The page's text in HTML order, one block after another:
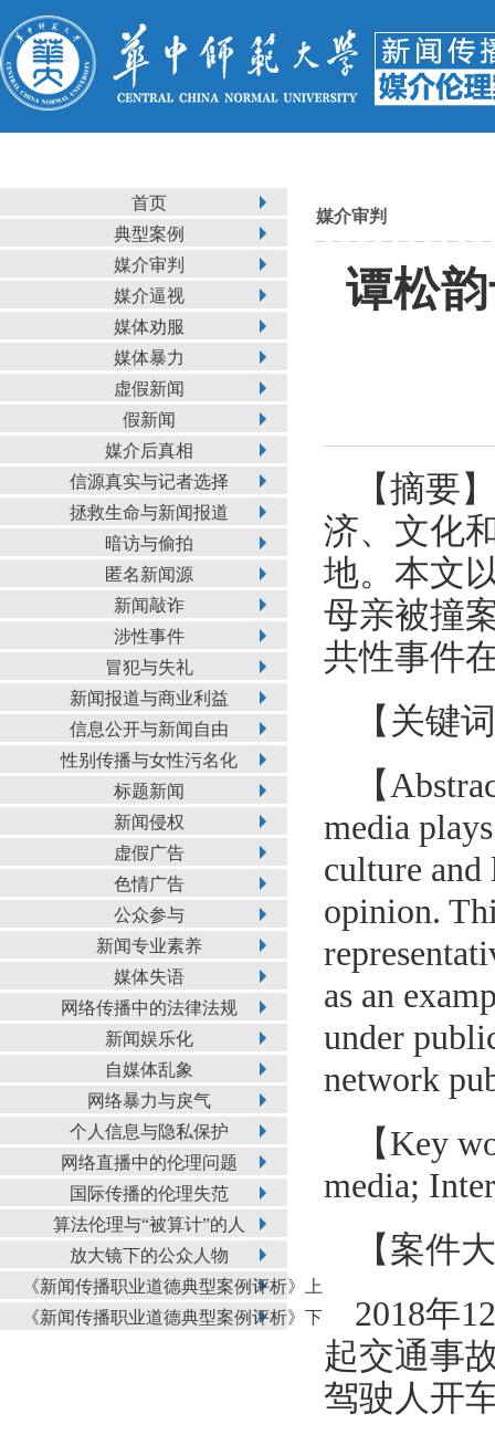
首页
典型案例
媒介审判
媒介逼视
媒体劝服
媒体暴力
虚假新闻
假新闻
媒介后真相
信源真实与记者选择
拯救生命与新闻报道
暗访与偷拍
匿名新闻源
新闻敲诈
涉性事件
冒犯与失礼
新闻报道与商业利益
信息公开与新闻自由
性别传播与女性污名化
标题新闻
新闻侵权
虚假广告
色情广告
公众参与
新闻专业素养
媒体失语
网络传播中的法律法规
新闻娱乐化
自媒体乱象
网络暴力与戾气
个人信息与隐私保护
网络直播中的伦理问题
国际传播的伦理失范
算法伦理与“被算计”的人
放大镜下的公众人物
《新闻传播职业道德典型案例评析》上
《新闻传播职业道德典型案例评析》下
媒介审判
谭松
【摘要
济、文化
地。本文
母亲被撞
共性事件
【关键
【
media
culture
opinion.
as an
under
network
【Key
media;
【案件
2018年
起交通事
驾驶人开